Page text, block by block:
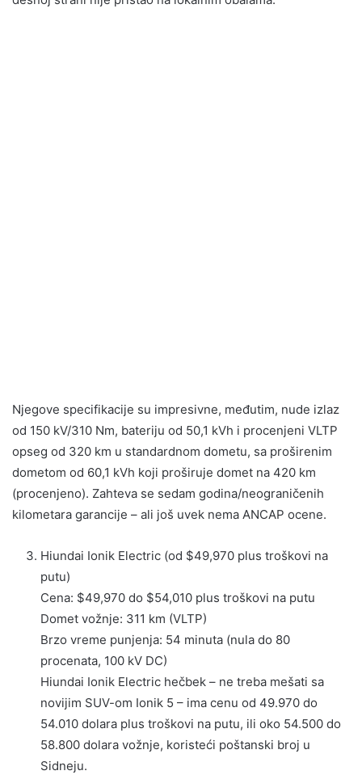
Njegove specifikacije su impresivne, međutim, nude izlaz
od 150 kV/310 Nm, bateriju od 50,1 kVh i procenjeni VLTP
opseg od 320 km u standardnom dometu, sa proširenim
dometom od 60,1 kVh koji proširuje domet na 420 km
(procenjeno). Zahteva se sedam godina/neograničenih
kilometara garancije – ali još uvek nema ANCAP ocene.
Hiundai Ionik Electric (od $49,970 plus troškovi na
putu)
Cena: $49,970 do $54,010 plus troškovi na putu
Domet vožnje: 311 km (VLTP)
Brzo vreme punjenja: 54 minuta (nula do 80
procenata, 100 kV DC)
Hiundai Ionik Electric hečbek – ne treba mešati sa
novijim SUV-om Ionik 5 – ima cenu od 49.970 do
54.010 dolara plus troškovi na putu, ili oko 54.500 do
58.800 dolara vožnje, koristeći poštanski broj u
Sidneju.